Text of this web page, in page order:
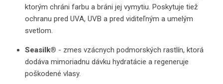
ktorým chráni farbu a bráni jej vymytiu. Poskytuje tiež
ochranu pred UVA, UVB a pred viditeľným a umelým
svetlom.
Seasilk® - zmes vzácnych podmorských rastlín, ktorá
dodáva mimoriadnu dávku hydratácie a regeneruje
poškodené vlasy.